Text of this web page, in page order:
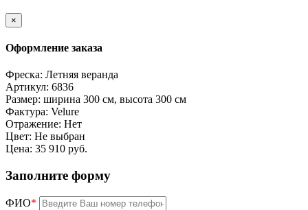
×
Оформление заказа
Фреска: Летняя веранда
Артикул: 6836
Размер: ширина 300 см, высота 300 см
Фактура: Velure
Отражение: Нет
Цвет: Не выбран
Цена: 35 910 руб.
Заполните форму
ФИО*